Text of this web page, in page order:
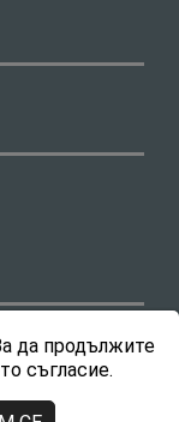
да продължите
съгласие.